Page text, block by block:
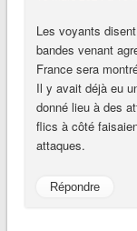
Les voyants
bandes venant
France sera
Il y avait déjà eu
donné lieu à des
flics à côté
attaques.
Répondre